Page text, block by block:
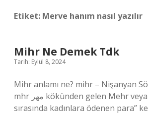
Etiket: Merve hanım nasıl yazılır
Mihr Ne Demek Tdk
Tarih: Eylül 8, 2024
Mihr anlamı ne? mihr – Nişanyan
mhr مهر kökünden gelen Mehr veya Mihr, “evlilik
sırasında kadınlara ödenen para”